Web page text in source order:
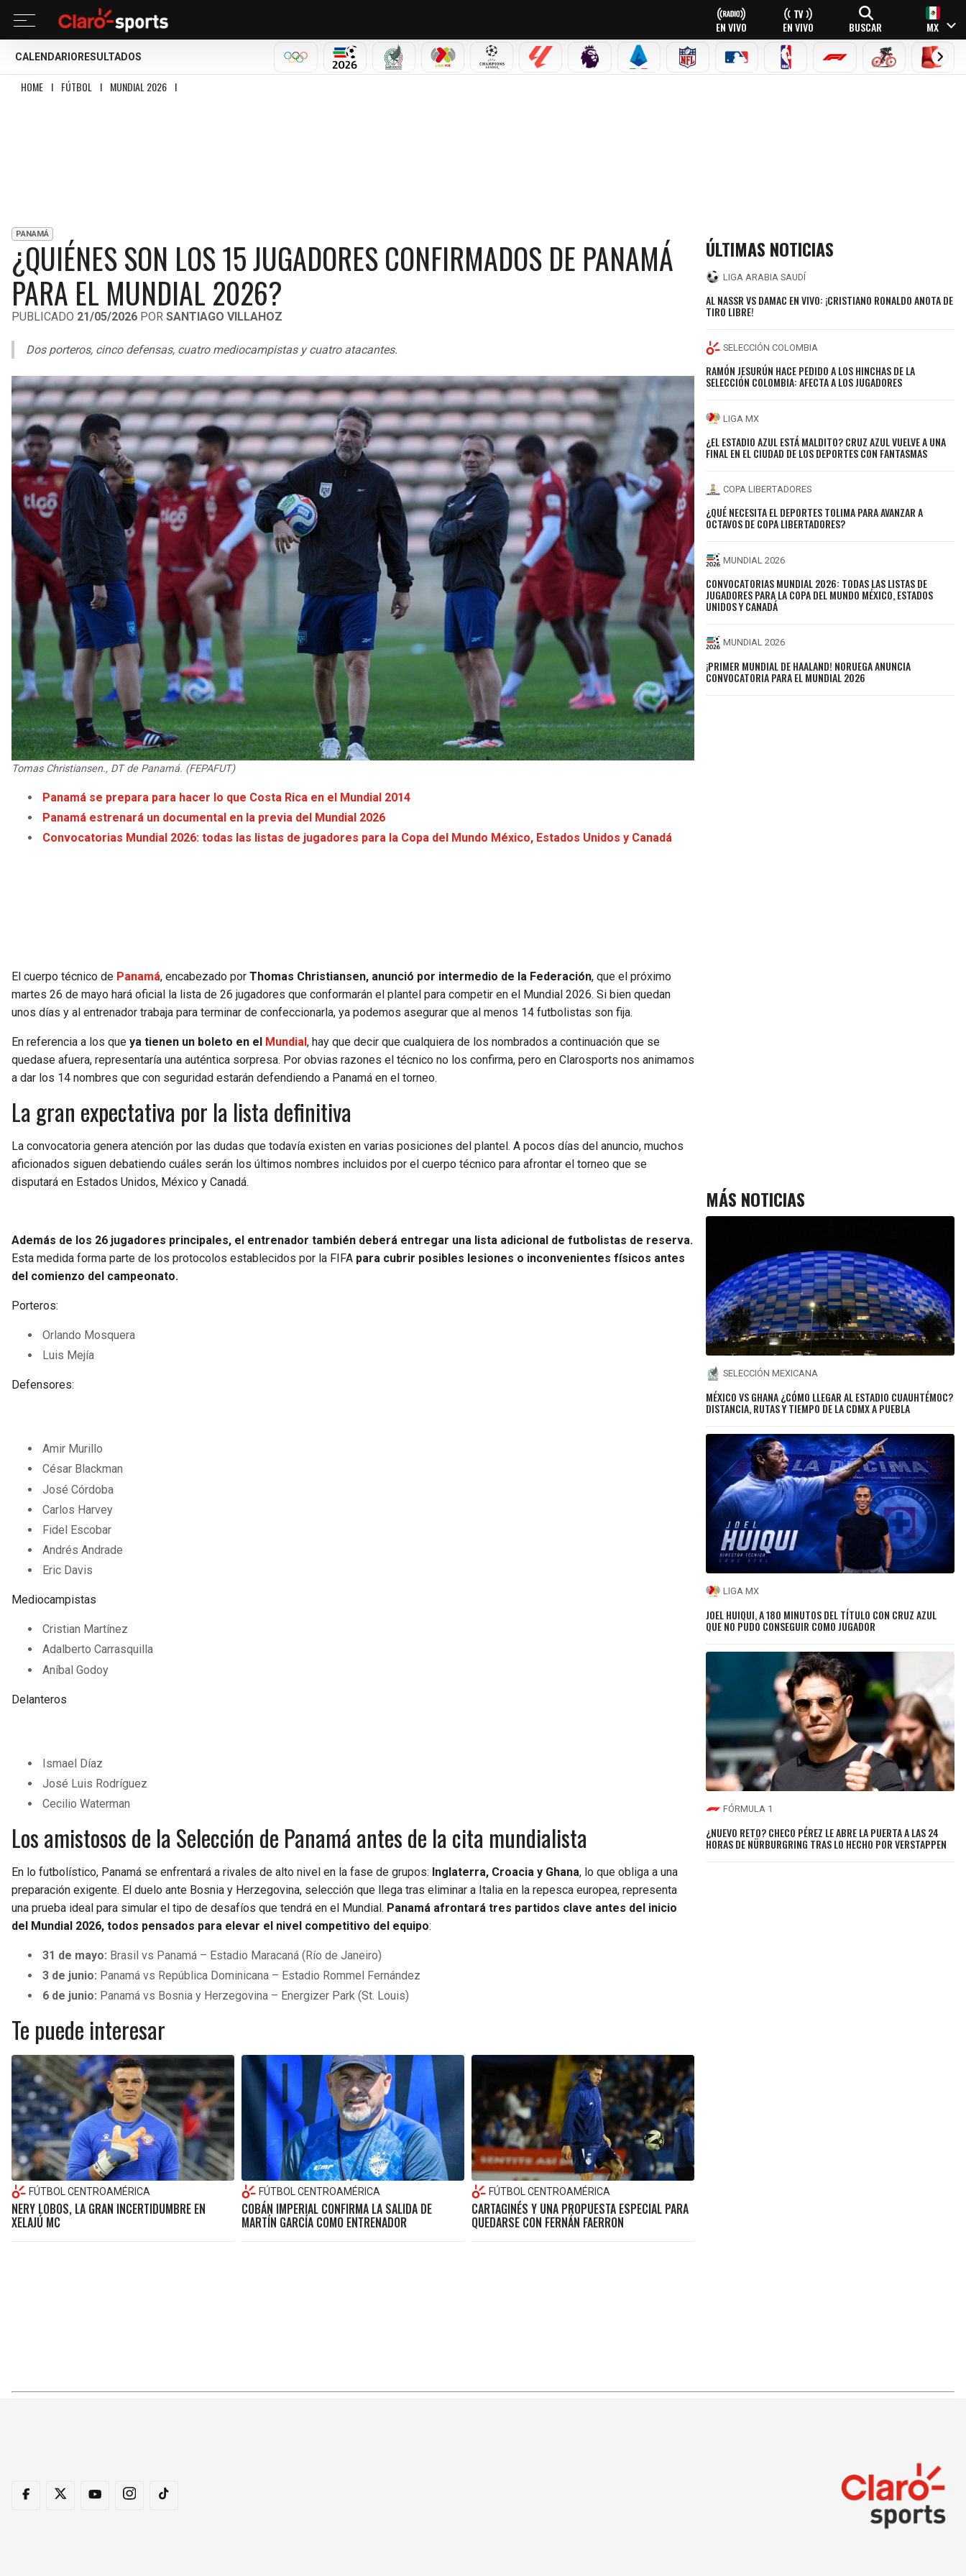
EN VIVO EN VIVO BUSCAR MX
CALENDARIO RESULTADOS
OLÍMPICOSMUNDIAL 2026SELECCIÓN MEXICANA
LIGA MX CHAMPIONS LEAGUE
LALIGA PREMIER LEAGUE
SERIE A NFL MLB NBA FÓRMULA 1CICLISMOBOXEO
HOME I FÚTBOL I MUNDIAL 2026 I
PANAMÁ
¿QUIÉNES SON LOS 15 JUGADORES CONFIRMADOS DE PANAMÁ
PARA EL MUNDIAL 2026?
PUBLICADO 21/05/2026 POR SANTIAGO VILLAHOZ
Dos porteros, cinco defensas, cuatro mediocampistas y cuatro atacantes.
Tomas Christiansen., DT de Panamá. (FEPAFUT)
Panamá se prepara para hacer lo que Costa Rica en el Mundial 2014
Panamá estrenará un documental en la previa del Mundial 2026
Convocatorias Mundial 2026: todas las listas de jugadores para la Copa del Mundo México, Estados Unidos y Canadá
El cuerpo técnico de Panamá, encabezado por Thomas Christiansen, anunció por intermedio de la Federación, que el próximo
martes 26 de mayo hará oficial la lista de 26 jugadores que conformarán el plantel para competir en el Mundial 2026. Si bien quedan
unos días y al entrenador trabaja para terminar de confeccionarla, ya podemos asegurar que al menos 14 futbolistas son fija.
En referencia a los que ya tienen un boleto en el Mundial, hay que decir que cualquiera de los nombrados a continuación que se
quedase afuera, representaría una auténtica sorpresa. Por obvias razones el técnico no los confirma, pero en Clarosports nos animamos
a dar los 14 nombres que con seguridad estarán defendiendo a Panamá en el torneo.
La gran expectativa por la lista definitiva
La convocatoria genera atención por las dudas que todavía existen en varias posiciones del plantel. A pocos días del anuncio, muchos
aficionados siguen debatiendo cuáles serán los últimos nombres incluidos por el cuerpo técnico para afrontar el torneo que se
disputará en Estados Unidos, México y Canadá.
Además de los 26 jugadores principales, el entrenador también deberá entregar una lista adicional de futbolistas de reserva.
Esta medida forma parte de los protocolos establecidos por la FIFA para cubrir posibles lesiones o inconvenientes físicos antes
del comienzo del campeonato.
Porteros:
Orlando Mosquera
Luis Mejía
Defensores:
Amir Murillo
César Blackman
José Córdoba
Carlos Harvey
Fidel Escobar
Andrés Andrade
Eric Davis
Mediocampistas
Cristian Martínez
Adalberto Carrasquilla
Aníbal Godoy
Delanteros
Ismael Díaz
José Luis Rodríguez
Cecilio Waterman
Los amistosos de la Selección de Panamá antes de la cita mundialista
En lo futbolístico, Panamá se enfrentará a rivales de alto nivel en la fase de grupos: Inglaterra, Croacia y Ghana, lo que obliga a una
preparación exigente. El duelo ante Bosnia y Herzegovina, selección que llega tras eliminar a Italia en la repesca europea, representa
una prueba ideal para simular el tipo de desafíos que tendrá en el Mundial. Panamá afrontará tres partidos clave antes del inicio
del Mundial 2026, todos pensados para elevar el nivel competitivo del equipo:
31 de mayo: Brasil vs Panamá – Estadio Maracaná (Río de Janeiro)
3 de junio: Panamá vs República Dominicana – Estadio Rommel Fernández
6 de junio: Panamá vs Bosnia y Herzegovina – Energizer Park (St. Louis)
Te puede interesar
FÚTBOL CENTROAMÉRICA
NERY LOBOS, LA GRAN INCERTIDUMBRE EN
XELAJÚ MC
FÚTBOL CENTROAMÉRICA
COBÁN IMPERIAL CONFIRMA LA SALIDA DE
MARTÍN GARCÍA COMO ENTRENADOR
FÚTBOL CENTROAMÉRICA
CARTAGINÉS Y UNA PROPUESTA ESPECIAL PARA
QUEDARSE CON FERNÁN FAERRON
ÚLTIMAS NOTICIAS
LIGA ARABIA SAUDÍ
AL NASSR VS DAMAC EN VIVO: ¡CRISTIANO RONALDO ANOTA DE
TIRO LIBRE!
SELECCIÓN COLOMBIA
RAMÓN JESURÚN HACE PEDIDO A LOS HINCHAS DE LA
SELECCIÓN COLOMBIA: AFECTA A LOS JUGADORES
LIGA MX
¿EL ESTADIO AZUL ESTÁ MALDITO? CRUZ AZUL VUELVE A UNA
FINAL EN EL CIUDAD DE LOS DEPORTES CON FANTASMAS
COPA LIBERTADORES
¿QUÉ NECESITA EL DEPORTES TOLIMA PARA AVANZAR A
OCTAVOS DE COPA LIBERTADORES?
MUNDIAL 2026
CONVOCATORIAS MUNDIAL 2026: TODAS LAS LISTAS DE
JUGADORES PARA LA COPA DEL MUNDO MÉXICO, ESTADOS
UNIDOS Y CANADÁ
MUNDIAL 2026
¡PRIMER MUNDIAL DE HAALAND! NORUEGA ANUNCIA
CONVOCATORIA PARA EL MUNDIAL 2026
MÁS NOTICIAS
SELECCIÓN MEXICANA
MÉXICO VS GHANA ¿CÓMO LLEGAR AL ESTADIO CUAUHTÉMOC?
DISTANCIA, RUTAS Y TIEMPO DE LA CDMX A PUEBLA
LIGA MX
JOEL HUIQUI, A 180 MINUTOS DEL TÍTULO CON CRUZ AZUL
QUE NO PUDO CONSEGUIR COMO JUGADOR
FÓRMULA 1
¿NUEVO RETO? CHECO PÉREZ LE ABRE LA PUERTA A LAS 24
HORAS DE NÜRBURGRING TRAS LO HECHO POR VERSTAPPEN